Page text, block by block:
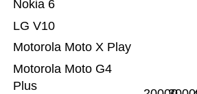
Motorola Moto G4
Plus
Motorola Moto X Play
LG V10
Nokia 6